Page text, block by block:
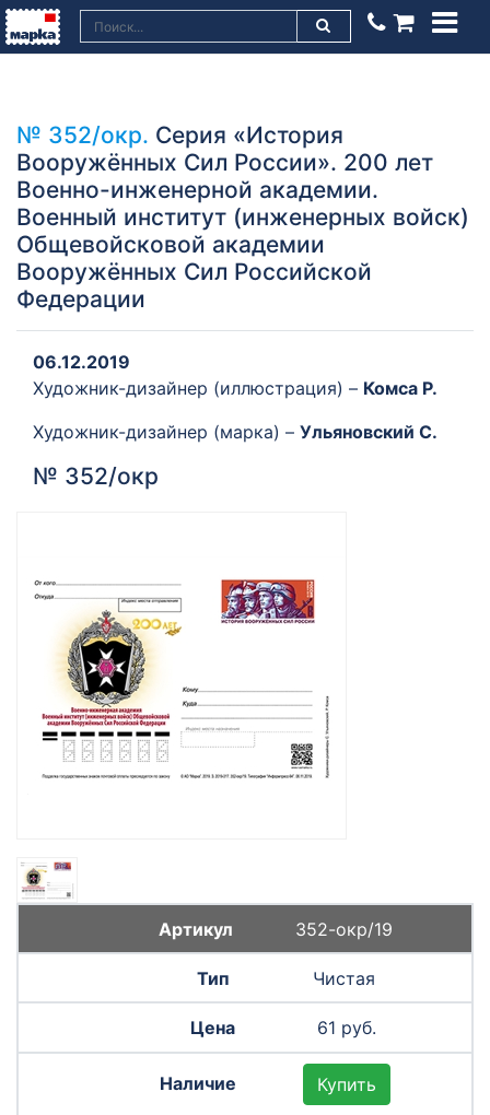
№ 352/окр. Серия «История
Вооружённых Сил России». 200 лет
Военно-инженерной академии.
Военный институт (инженерных войск)
Общевойсковой академии
Вооружённых Сил Российской
Федерации
06.12.2019
Художник-дизайнер (иллюстрация) – Комса Р.
Художник-дизайнер (марка) – Ульяновский C.
№ 352/окр
352-окр/19
Чистая
61 руб.
Купить